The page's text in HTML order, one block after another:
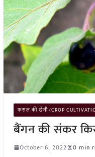
फसल की खेती (CROP
बैंगन की संकर
October 6, 2022 0 min